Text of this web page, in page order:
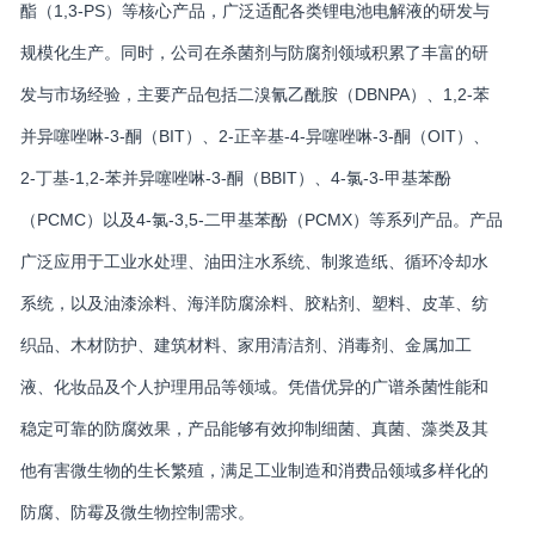
酯（1,3-PS）等核心产品，广泛适配各类锂电池电解液的研发与
规模化生产。同时，公司在杀菌剂与防腐剂领域积累了丰富的研
发与市场经验，主要产品包括二溴氰乙酰胺（DBNPA）、1,2-苯
并异噻唑啉-3-酮（BIT）、2-正辛基-4-异噻唑啉-3-酮（OIT）、
2-丁基-1,2-苯并异噻唑啉-3-酮（BBIT）、4-氯-3-甲基苯酚
（PCMC）以及4-氯-3,5-二甲基苯酚（PCMX）等系列产品。产品
广泛应用于工业水处理、油田注水系统、制浆造纸、循环冷却水
系统，以及油漆涂料、海洋防腐涂料、胶粘剂、塑料、皮革、纺
织品、木材防护、建筑材料、家用清洁剂、消毒剂、金属加工
液、化妆品及个人护理用品等领域。凭借优异的广谱杀菌性能和
稳定可靠的防腐效果，产品能够有效抑制细菌、真菌、藻类及其
他有害微生物的生长繁殖，满足工业制造和消费品领域多样化的
防腐、防霉及微生物控制需求。